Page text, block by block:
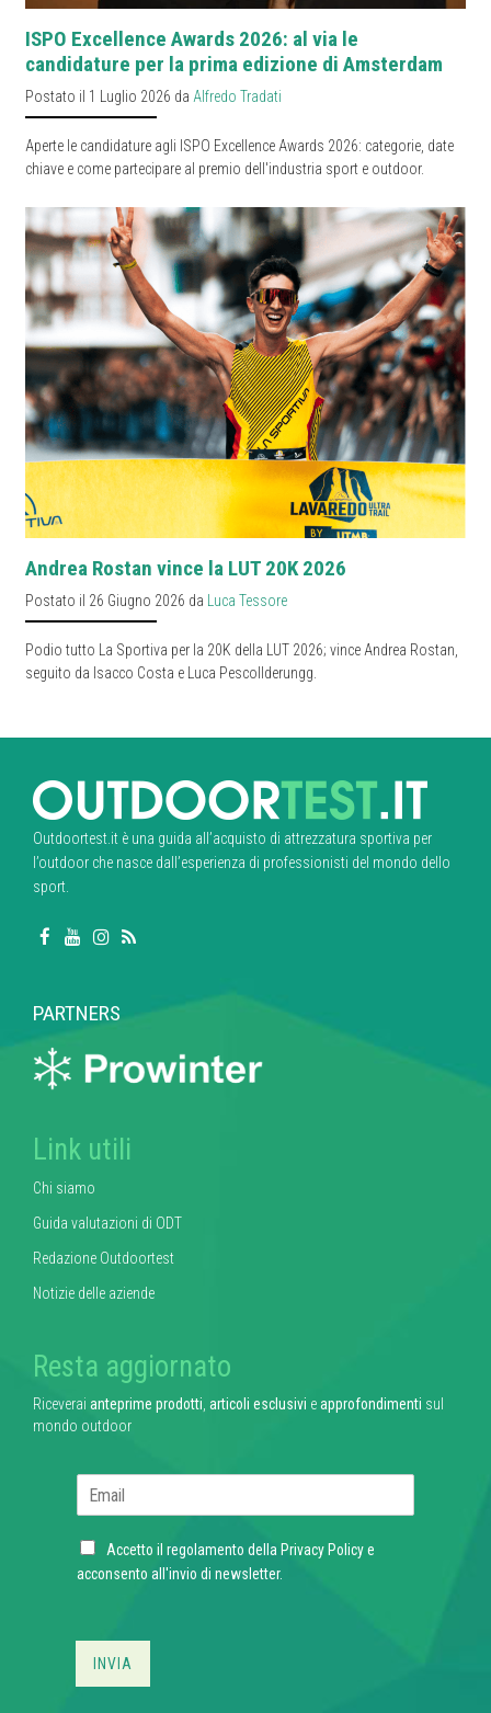
ISPO Excellence Awards 2026: al via le
candidature per la prima edizione di Amsterdam
Postato il 1 Luglio 2026 da Alfredo Tradati
Aperte le candidature agli ISPO Excellence Awards 2026: categorie, date
chiave e come partecipare al premio dell'industria sport e outdoor.
Andrea Rostan vince la LUT 20K 2026
Postato il 26 Giugno 2026 da Luca Tessore
Podio tutto La Sportiva per la 20K della LUT 2026; vince Andrea Rostan,
seguito da Isacco Costa e Luca Pescollderungg.
Outdoortest.it è una guida all’acquisto di attrezzatura sportiva per
l’outdoor che nasce dall’esperienza di professionisti del mondo dello
sport.
PARTNERS
Link utili
Chi siamo
Guida valutazioni di ODT
Redazione Outdoortest
Notizie delle aziende
Resta aggiornato
Riceverai anteprime prodotti, articoli esclusivi eapprofondimenti sul
mondo outdoor
l
C
h
Accetto il regolamento della Privacy Policye
acconsento all'invio di newsletter.
INVIA